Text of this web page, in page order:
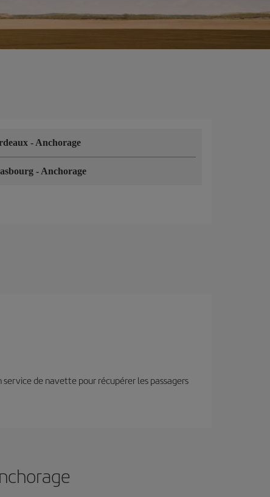
- Anchorage
- Anchorage
de navette pour récupérer les passagers